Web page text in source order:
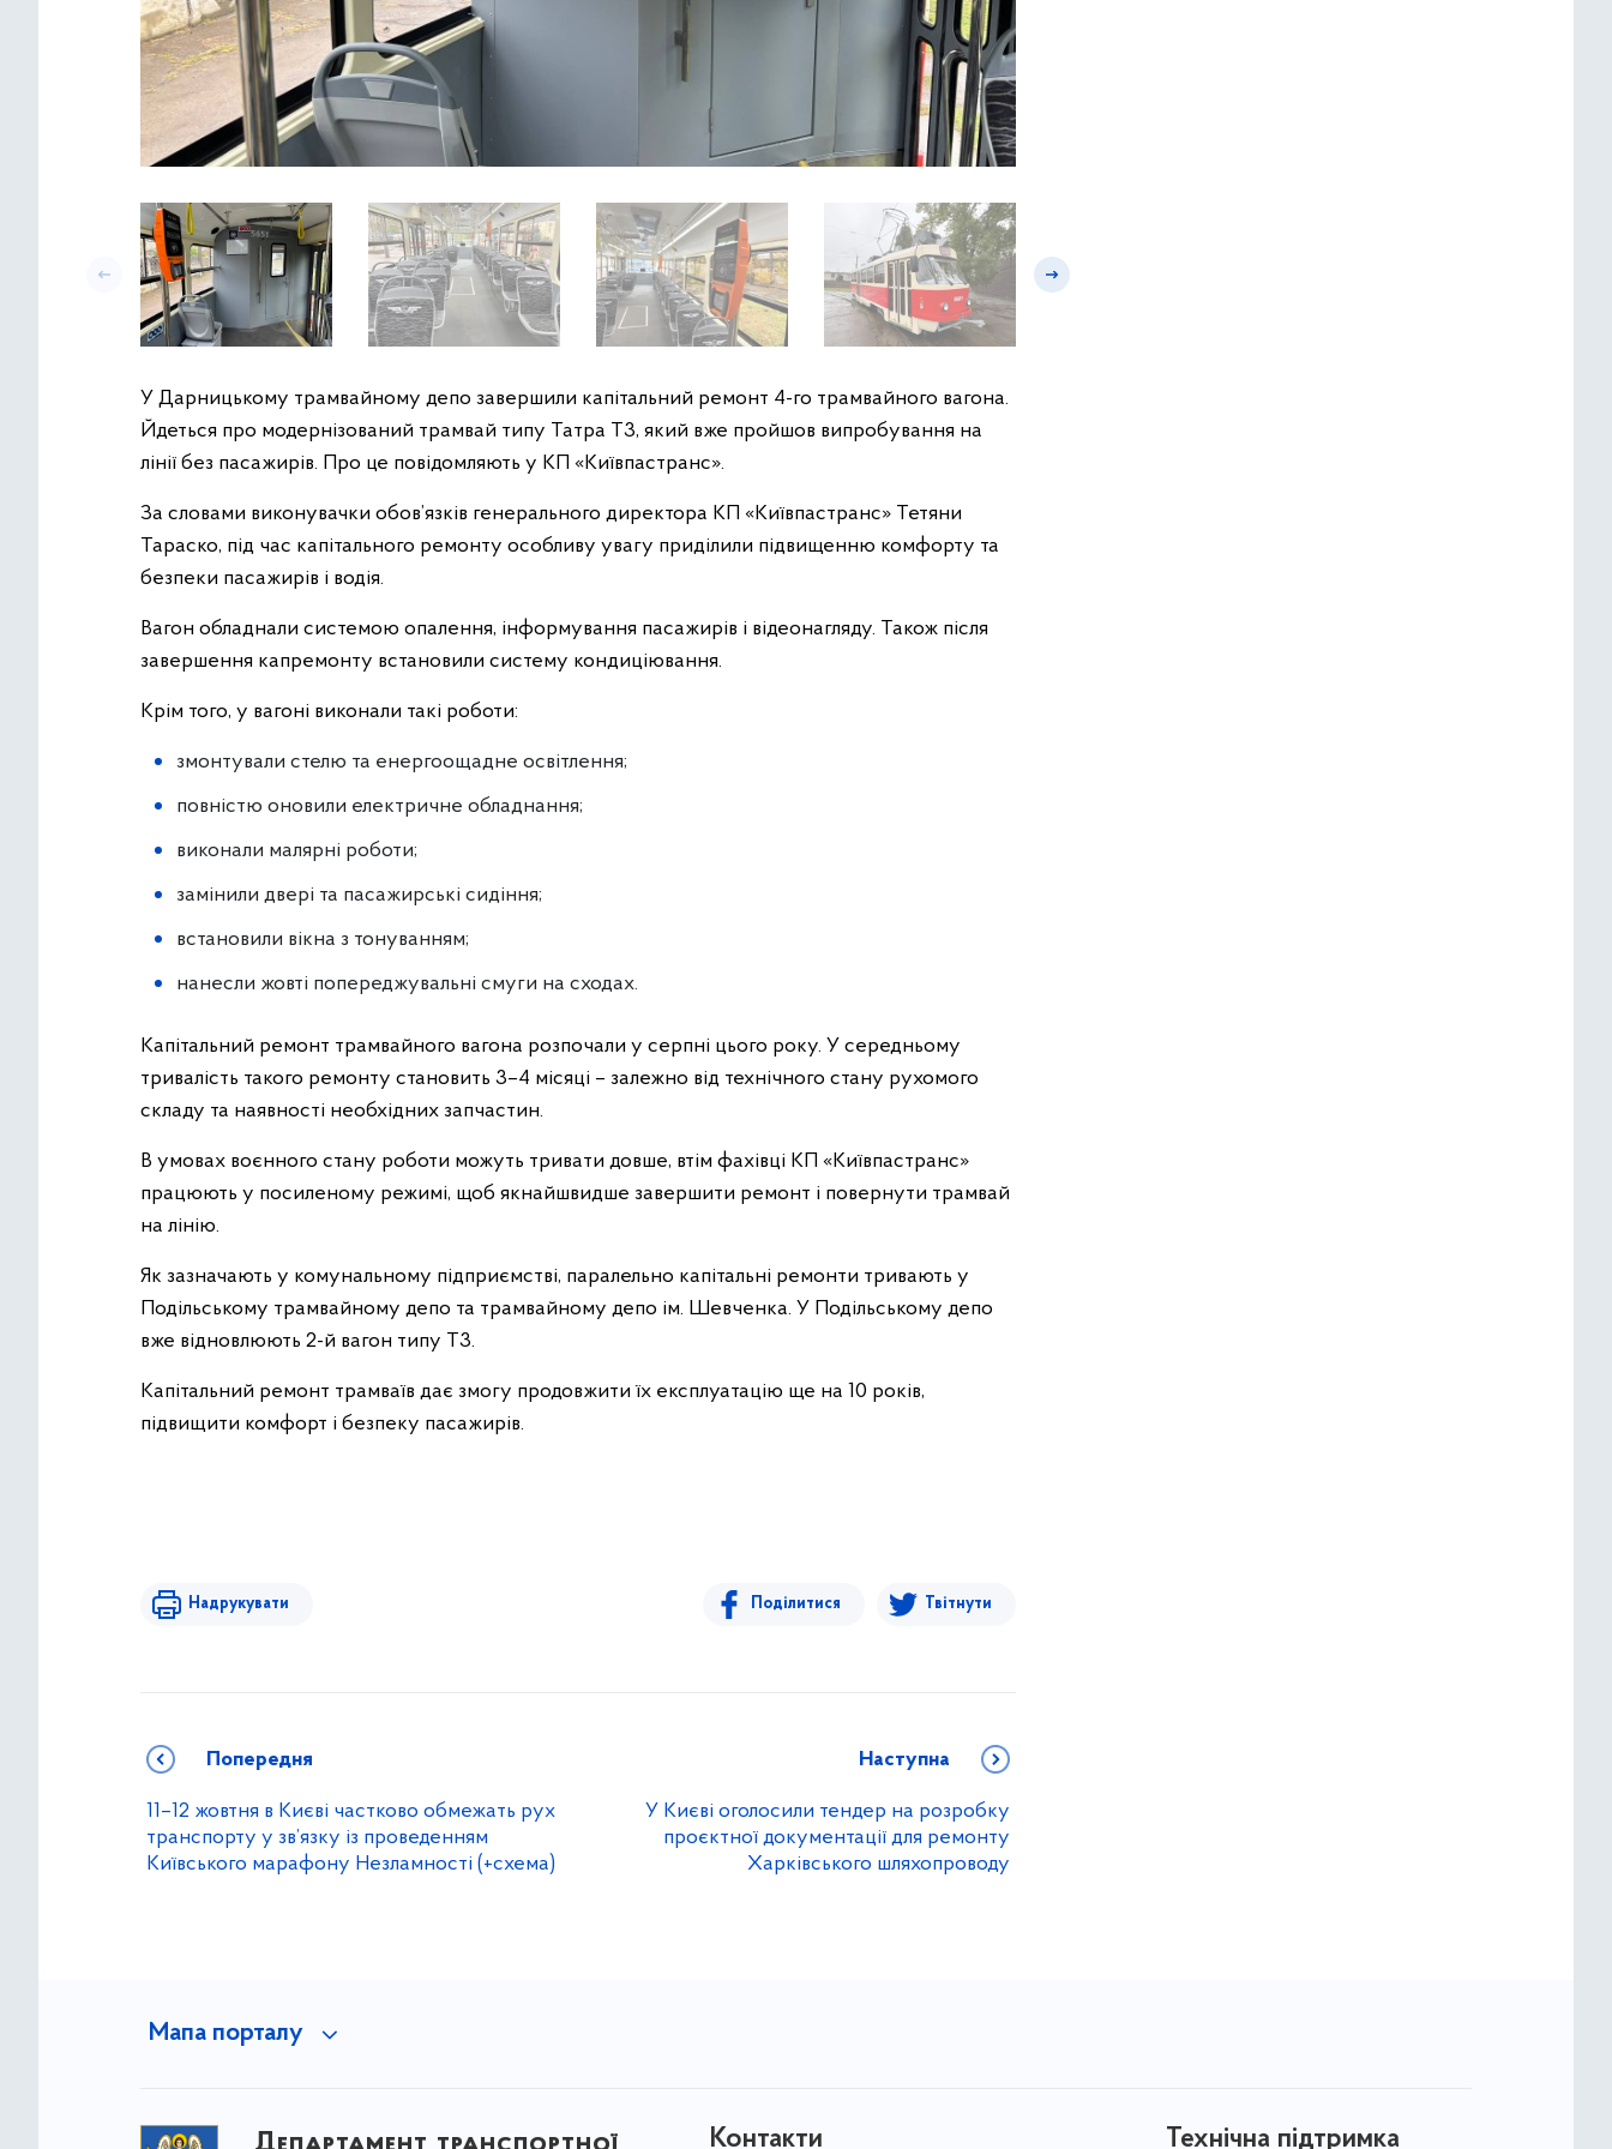
У Дарницькому трамвайному депо завершили капітальний ремонт 4-го трамвайного вагона.
Йдеться про модернізований трамвай типу Татра Т3, який вже пройшов випробування на
лінії без пасажирів. Про це повідомляють у КП «Київпастранс».
За словами виконувачки обов’язків генерального директора КП «Київпастранс» Тетяни
Тараско, під час капітального ремонту особливу увагу приділили підвищенню комфорту та
безпеки пасажирів і водія.
Вагон обладнали системою опалення, інформування пасажирів і відеонагляду. Також після
завершення капремонту встановили систему кондиціювання.
Крім того, у вагоні виконали такі роботи:
змонтували стелю та енергоощадне освітлення;
повністю оновили електричне обладнання;
виконали малярні роботи;
замінили двері та пасажирські сидіння;
встановили вікна з тонуванням;
нанесли жовті попереджувальні смуги на сходах.
Капітальний ремонт трамвайного вагона розпочали у серпні цього року. У середньому
тривалість такого ремонту становить 3–4 місяці – залежно від технічного стану рухомого
складу та наявності необхідних запчастин.
В умовах воєнного стану роботи можуть тривати довше, втім фахівці КП «Київпастранс»
працюють у посиленому режимі, щоб якнайшвидше завершити ремонт і повернути трамвай
на лінію.
Як зазначають у комунальному підприємстві, паралельно капітальні ремонти тривають у
Подільському трамвайному депо та трамвайному депо ім. Шевченка. У Подільському депо
вже відновлюють 2-й вагон типу Т3.
Капітальний ремонт трамваїв дає змогу продовжити їх експлуатацію ще на 10 років,
підвищити комфорт і безпеку пасажирів.
Надрукувати Поділитися Твітнути
Попередня
11–12 жовтня в Києві частково обмежать рух
транспорту у зв’язку із проведенням
Київського марафону Незламності (+схема)
Наступна
У Києві оголосили тендер на розробку
проєктної документації для ремонту
Харківського шляхопроводу
Мапа порталу
Контакти Технічна підтримка